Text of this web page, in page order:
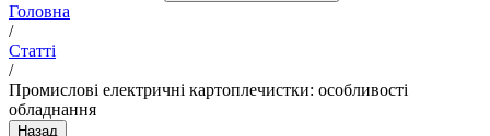
Головна
/
Статті
/
Промислові електричні картоплечистки: особливості
обладнання